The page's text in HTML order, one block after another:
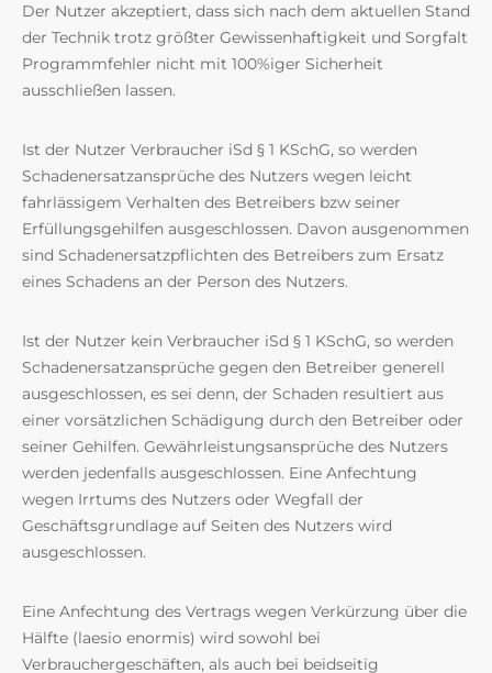
Der Nutzer akzeptiert, dass sich nach dem aktuellen Stand
der Technik trotz größter Gewissenhaftigkeit und Sorgfalt
Programmfehler nicht mit 100%iger Sicherheit
ausschließen lassen.
Ist der Nutzer Verbraucher iSd § 1 KSchG, so werden
Schadenersatzansprüche des Nutzers wegen leicht
fahrlässigem Verhalten des Betreibers bzw seiner
Erfüllungsgehilfen ausgeschlossen. Davon ausgenommen
sind Schadenersatzpflichten des Betreibers zum Ersatz
eines Schadens an der Person des Nutzers.
Ist der Nutzer kein Verbraucher iSd § 1 KSchG, so werden
Schadenersatzansprüche gegen den Betreiber generell
ausgeschlossen, es sei denn, der Schaden resultiert aus
einer vorsätzlichen Schädigung durch den Betreiber oder
seiner Gehilfen. Gewährleistungsansprüche des Nutzers
werden jedenfalls ausgeschlossen. Eine Anfechtung
wegen Irrtums des Nutzers oder Wegfall der
Geschäftsgrundlage auf Seiten des Nutzers wird
ausgeschlossen.
Eine Anfechtung des Vertrags wegen Verkürzung über die
Hälfte (laesio enormis) wird sowohl bei
Verbrauchergeschäften, als auch bei beidseitig